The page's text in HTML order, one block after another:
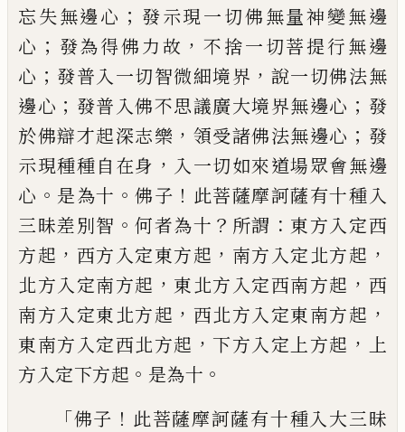
忘失無邊心 ； 發示現一切佛無量神變無邊
心 ； 發為得佛力故 ，不捨一切菩提行無邊
心 ； 發普入一切智微細境界 ， 說一切佛法無
邊心 ； 發普入佛不思議廣大境界無邊心 ； 發
於佛辯才起深志樂 ， 領受諸佛法無邊心 ； 發
示現種種自在身 ， 入一切如來道場眾會無邊
心 。 是為十 。佛子 ！ 此菩薩摩訶薩有十種入
三昧差別智 。何者為十 ？ 所謂 ： 東方入定西
方起 ， 西方入定東方起 ， 南方入定北方起 ，
北方入定南方起 ， 東北方入定西南方起 ， 西
南方入定東北方起 ， 西北方入定東南方起 ，
東南方入定西北方起 ， 下方入定上方起 ，
上
方入定下方起 。 是為十 。
「佛子 ！ 此菩薩摩訶薩有十種入大三昧